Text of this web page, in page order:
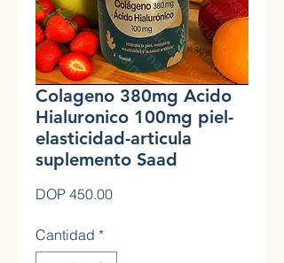
Colageno 380mg Acido
Hialuronico 100mg piel-
elasticidad-articula
suplemento Saad
DOP 450.00Precio
Cantidad *